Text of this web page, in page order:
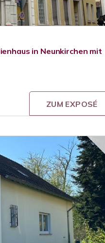
in Neunkirchen mit
ZUM EXPOSÉ